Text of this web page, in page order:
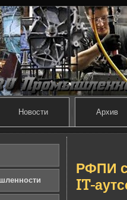
Новости Архив
РФПИ с
IT-